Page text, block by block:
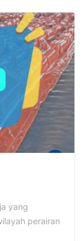
yang
perairan